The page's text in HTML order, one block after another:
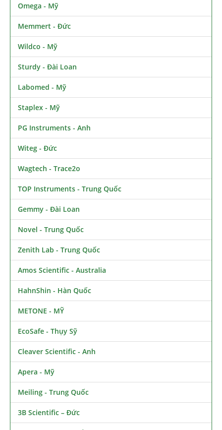
Omega - Mỹ
Memmert - Đức
Wildco - Mỹ
Sturdy - Đài Loan
Labomed - Mỹ
Staplex - Mỹ
PG Instruments - Anh
Witeg - Đức
Wagtech - Trace2o
TOP Instruments - Trung Quốc
Gemmy - Đài Loan
Novel - Trung Quốc
Zenith Lab - Trung Quốc
Amos Scientific - Australia
HahnShin - Hàn Quốc
METONE - MỸ
EcoSafe - Thụy Sỹ
Cleaver Scientific - Anh
Apera - Mỹ
Meiling - Trung Quốc
3B Scientific – Đức